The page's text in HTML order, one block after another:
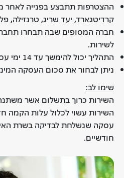
ההצטרפות תתבצע בפנייה לאחר
קרדיטגארד, יעד שריג, טרנזילה, פלא
חברה המסופים שבה תבחרו
לשירות.
התהליך יכול להימשך עד 14 ימי עסקים.
ניתן לבחור את סכום העסקה
שימו לב:
השירות כרוך בתשלום אשר
השירות עשוי לכלול עלות הקמה
עסקה שנשלחת לבדיקה בשרת
חודשיים.